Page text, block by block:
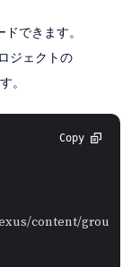
できます。
ジェクトの
。
Copy
content/groups/